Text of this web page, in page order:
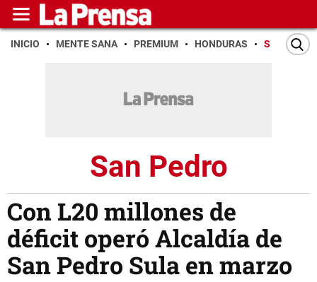
INICIO MENTE SANA PREMIUM HONDURAS SAN PEDRO
San Pedro
Con L20 millones de
déficit operó Alcaldía de
San Pedro Sula en marzo